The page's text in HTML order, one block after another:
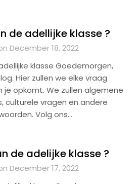
de adellijke klasse ?
December 18, 2022
klasse Goedemorgen,
Hier zullen we elke vraag
opkomt. We zullen algemene
culturele vragen en andere
Volg ons…
de adelijke klasse ?
December 17, 2022